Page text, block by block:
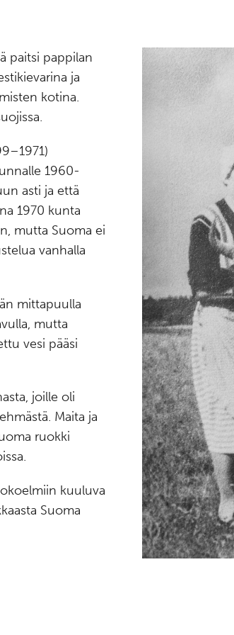
paitsi pappilan
ja
kotina.
1960-
asti ja että
1970 kunta
mutta Suoma ei
vanhalla
mittapuulla
mutta
vesi pääsi
joille oli
Maita ja
ruokki
kuuluva
Suoma